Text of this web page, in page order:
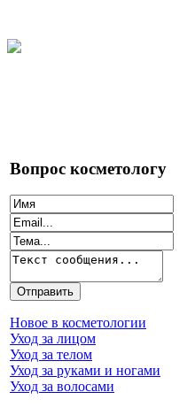
Вопрос косметологу
Новое в косметологии
Уход за лицом
Уход за телом
Уход за руками и ногами
Уход за волосами